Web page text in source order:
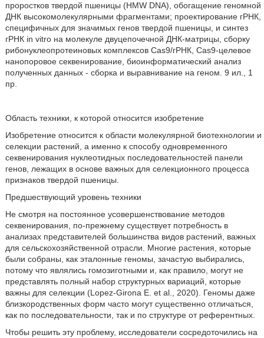
проростков твердой пшеницы (HMW DNA), обогащение геномной
ДНК высокомолекулярными фрагментами; проектирование гРНК,
специфичных для значимых генов твердой пшеницы, и синтез
гРНК in vitro на молекуле двуцепочечной ДНК-матрицы, сборку
рибонуклеопротеиновых комплексов Cas9/гРНК, Cas9-целевое
нанопоровое секвенирование, биоинформатический анализ
полученных данных - сборка и выравнивание на геном. 9 ил., 1
пр.
Область техники, к которой относится изобретение
Изобретение относится к области молекулярной биотехнологии и
селекции растений, а именно к способу одновременного
секвенирования нуклеотидных последовательностей панели
генов, лежащих в основе важных для селекционного процесса
признаков твердой пшеницы.
Предшествующий уровень техники
Не смотря на постоянное усовершенствование методов
секвенирования, по-прежнему существует потребность в
анализах представителей большинства видов растений, важных
для сельскохозяйственной отрасли. Многие растения, которые
были собраны, как эталонные геномы, зачастую выбирались,
потому что являлись гомозиготными и, как правило, могут не
представлять полный набор структурных вариаций, которые
важны для селекции (Lopez-Girona Е. et al., 2020). Геномы даже
близкородственных форм часто могут существенно отличаться,
как по последовательности, так и по структуре от референтных.
Чтобы решить эту проблему, исследователи сосредоточились на